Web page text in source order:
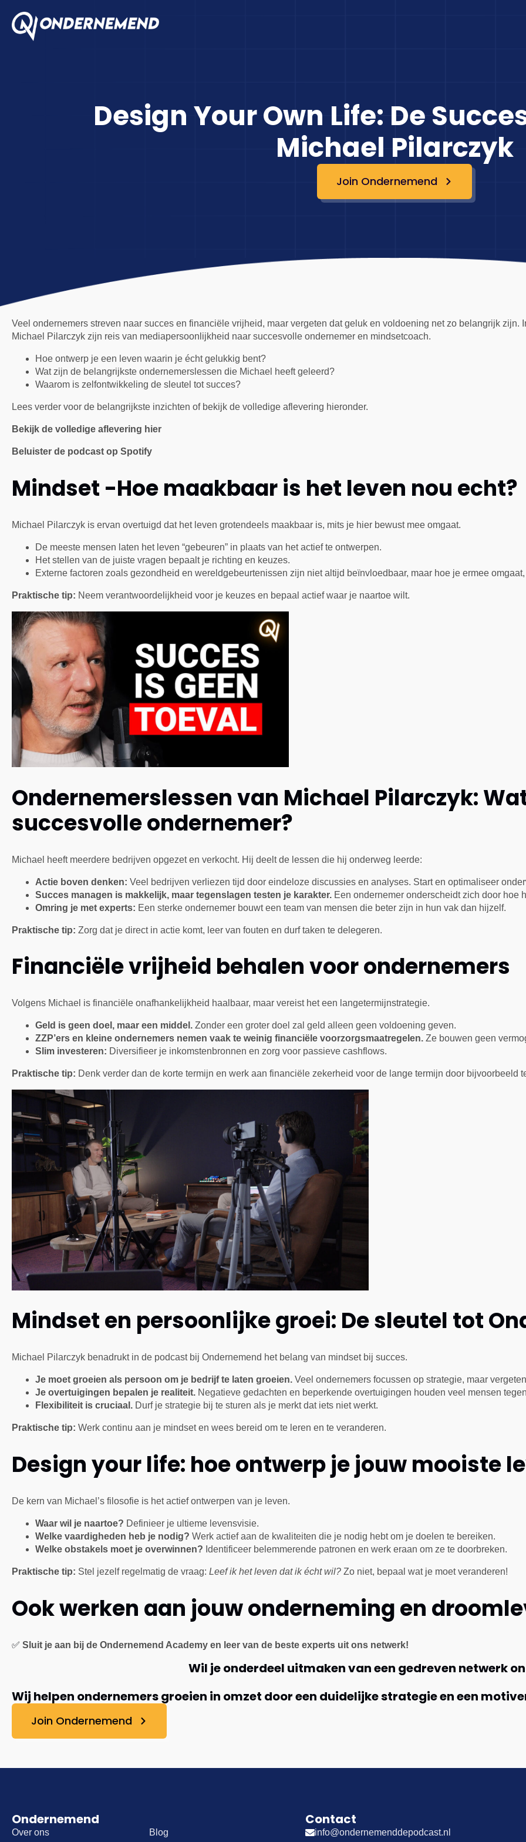
Design Your Own Life: De
Michael Pilarczyk
Join Ondernemend
Veel ondernemers streven naar succes en financiële vrijheid, maar vergeten dat geluk en voldoening net zo belangrijk zijn.
Michael Pilarczyk zijn reis van mediapersoonlijkheid naar succesvolle ondernemer en mindsetcoach.
Hoe ontwerp je een leven waarin je écht gelukkig bent?
Wat zijn de belangrijkste ondernemerslessen die Michael heeft geleerd?
Waarom is zelfontwikkeling de sleutel tot succes?
Lees verder voor de belangrijkste inzichten of bekijk de volledige aflevering hieronder.
Bekijk de volledige aflevering hier
Beluister de podcast op Spotify
Mindset -Hoe maakbaar is het leven nou echt?
Michael Pilarczyk is ervan overtuigd dat het leven grotendeels maakbaar is, mits je hier bewust mee omgaat.
De meeste mensen laten het leven “gebeuren” in plaats van het actief te ontwerpen.
Het stellen van de juiste vragen bepaalt je richting en keuzes.
Externe factoren zoals gezondheid en wereldgebeurtenissen zijn niet altijd beïnvloedbaar, maar hoe je ermee
Praktische tip: Neem verantwoordelijkheid voor je keuzes en bepaal actief waar je naartoe wilt.
Ondernemerslessen van Michael Pilarczyk:
succesvolle ondernemer?
Michael heeft meerdere bedrijven opgezet en verkocht. Hij deelt de lessen die hij onderweg leerde:
Actie boven denken: Veel bedrijven verliezen tijd door eindeloze discussies en analyses. Start en optimaliseer
Succes managen is makkelijk, maar tegenslagen testen je karakter. Een ondernemer onderscheidt zich door hoe
Omring je met experts: Een sterke ondernemer bouwt een team van mensen die beter zijn in hun vak dan hijzelf.
Praktische tip: Zorg dat je direct in actie komt, leer van fouten en durf taken te delegeren.
Financiële vrijheid behalen voor ondernemers
Volgens Michael is financiële onafhankelijkheid haalbaar, maar vereist het een langetermijnstrategie.
Geld is geen doel, maar een middel. Zonder een groter doel zal geld alleen geen voldoening geven.
ZZP’ers en kleine ondernemers nemen vaak te weinig financiële voorzorgsmaatregelen. Ze bouwen geen
Slim investeren: Diversifieer je inkomstenbronnen en zorg voor passieve cashflows.
Praktische tip: Denk verder dan de korte termijn en werk aan financiële zekerheid voor de lange termijn door bijvoorbeeld
Mindset en persoonlijke groei: De sleutel tot
Michael Pilarczyk benadrukt in de podcast bij Ondernemend het belang van mindset bij succes.
Je moet groeien als persoon om je bedrijf te laten groeien. Veel ondernemers focussen op strategie, maar
Je overtuigingen bepalen je realiteit. Negatieve gedachten en beperkende overtuigingen houden veel mensen
Flexibiliteit is cruciaal. Durf je strategie bij te sturen als je merkt dat iets niet werkt.
Praktische tip: Werk continu aan je mindset en wees bereid om te leren en te veranderen.
Design your life: hoe ontwerp je jouw mooiste
De kern van Michael’s filosofie is het actief ontwerpen van je leven.
Waar wil je naartoe? Definieer je ultieme levensvisie.
Welke vaardigheden heb je nodig? Werk actief aan de kwaliteiten die je nodig hebt om je doelen te bereiken.
Welke obstakels moet je overwinnen? Identificeer belemmerende patronen en werk eraan om ze te doorbreken.
Praktische tip: Stel jezelf regelmatig de vraag: Leef ik het leven dat ik écht wil? Zo niet, bepaal wat je moet veranderen!
Ook werken aan jouw onderneming en
✅ Sluit je aan bij de Ondernemend Academy en leer van de beste experts uit ons netwerk!
Wil je onderdeel uitmaken van een gedreven netwerk
Wij helpen ondernemers groeien in omzet door een duidelijke strategie en een
Join Ondernemend
Ondernemend
Over ons Blog
Contact
info@ondernemenddepodcast.nl